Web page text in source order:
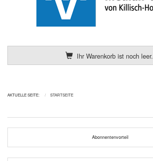
Ihr Warenkorb ist noch leer.
AKTUELLE SEITE: STARTSEITE
Abonnentenvorteil